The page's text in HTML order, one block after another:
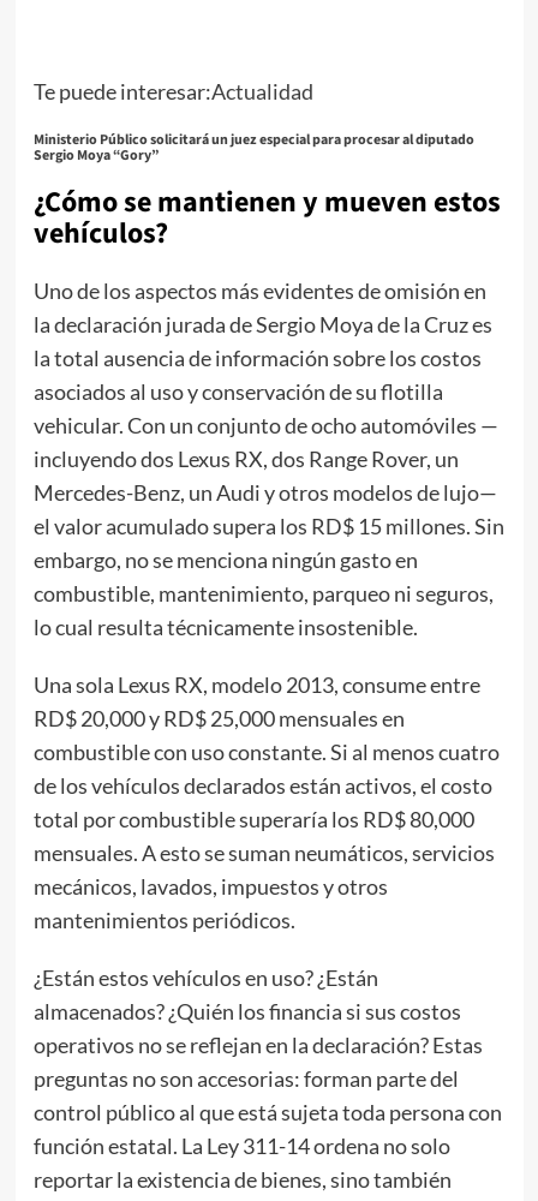
Te puede interesar:Actualidad
Ministerio Público solicitará un juez especial para procesar al diputado
Sergio Moya “Gory”
¿Cómo se mantienen y mueven estos
vehículos?
Uno de los aspectos más evidentes de omisión en
la declaración jurada de Sergio Moya de la Cruz es
la total ausencia de información sobre los costos
asociados al uso y conservación de su flotilla
vehicular. Con un conjunto de ocho automóviles —
incluyendo dos Lexus RX, dos Range Rover, un
Mercedes-Benz, un Audi y otros modelos de lujo—
el valor acumulado supera los RD$ 15 millones. Sin
embargo, no se menciona ningún gasto en
combustible, mantenimiento, parqueo ni seguros,
lo cual resulta técnicamente insostenible.
Una sola Lexus RX, modelo 2013, consume entre
RD$ 20,000 y RD$ 25,000 mensuales en
combustible con uso constante. Si al menos cuatro
de los vehículos declarados están activos, el costo
total por combustible superaría los RD$ 80,000
mensuales. A esto se suman neumáticos, servicios
mecánicos, lavados, impuestos y otros
mantenimientos periódicos.
¿Están estos vehículos en uso? ¿Están
almacenados? ¿Quién los financia si sus costos
operativos no se reflejan en la declaración? Estas
preguntas no son accesorias: forman parte del
control público al que está sujeta toda persona con
función estatal. La Ley 311-14 ordena no solo
reportar la existencia de bienes, sino también